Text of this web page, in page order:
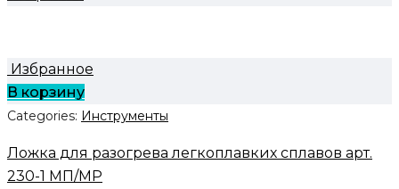
Избранное
В корзину
Categories: Инструменты
Ложка для разогрева легкоплавких сплавов арт.
230-1 МП/MP